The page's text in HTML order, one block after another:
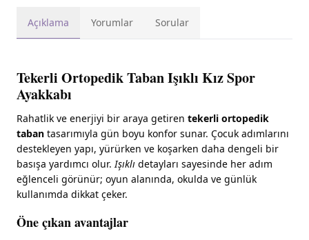
Açıklama Yorumlar Sorular
Tekerli Ortopedik Taban Işıklı Kız Spor
Ayakkabı
Rahatlik ve enerjiyi bir araya getiren tekerli ortopedik
taban tasarımıyla gün boyu konfor sunar. Çocuk adımlarını
destekleyen yapı, yürürken ve koşarken daha dengeli bir
basışa yardımcı olur.Işıklı detayları sayesinde her adım
eğlenceli görünür; oyun alanında, okulda ve günlük
kullanımda dikkat çeker.
Öne çıkan avantajlar